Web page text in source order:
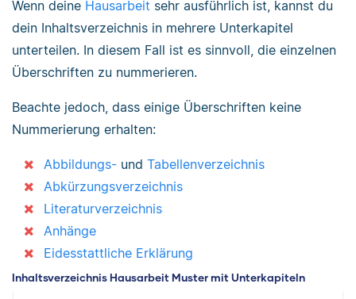
Wenn deine Hausarbeit sehr ausführlich ist, kannst du
dein Inhaltsverzeichnis in mehrere Unterkapitel
unterteilen. In diesem Fall ist es sinnvoll, die einzelnen
Überschriften zu nummerieren.
Beachte jedoch, dass einige Überschriften keine
Nummerierung erhalten:
Abbildungs- und Tabellenverzeichnis
Abkürzungsverzeichnis
Literaturverzeichnis
Anhänge
Eidesstattliche Erklärung
Inhaltsverzeichnis Hausarbeit Muster mit Unterkapiteln